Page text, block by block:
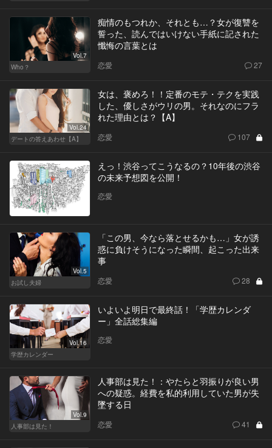
Vol.7
Who？
痴情のもつれか、それとも…？女が復讐を
誓った、読んではいけない手紙に記された
懺悔の言葉とは
恋愛 27
Vol.24
デートの答えあわせ【A】
女は、褒めろ！！定番のモテ・テクを実践
した、優しさがウリの男。それなのにフラ
れた理由とは？【A】
恋愛 107
えっ！渋谷ってこうなるの？10年後の渋谷
の未来予想図を公開！
恋愛
Vol.5
お試し夫婦
「この男、今なら落とせるかも…」女が誘
惑に負けそうになった瞬間、起こった出来
事
恋愛 28
Vol.16
学歴カレンダー
いよいよ明日で最終話！「学歴カレンダ
ー」全話総集編
恋愛
Vol.9
人事部は見た！
人事部は見た！：やたらと羽振りが良い男
への疑惑。経費を私的利用していた男が失
墜する日
恋愛 41